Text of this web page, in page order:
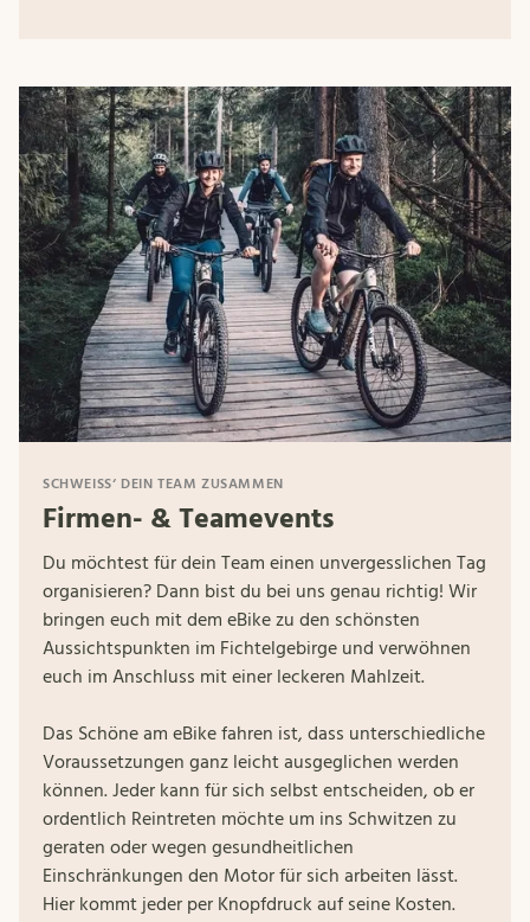
SCHWEISS‘ DEIN TEAM ZUSAMMEN
Firmen- & Teamevents
Du möchtest für dein Team einen unvergesslichen Tag
organisieren? Dann bist du bei uns genau richtig! Wir
bringen euch mit dem eBike zu den schönsten
Aussichtspunkten im Fichtelgebirge und verwöhnen
euch im Anschluss mit einer leckeren Mahlzeit.
Das Schöne am eBike fahren ist, dass unterschiedliche
Voraussetzungen ganz leicht ausgeglichen werden
können. Jeder kann für sich selbst entscheiden, ob er
ordentlich Reintreten möchte um ins Schwitzen zu
geraten oder wegen gesundheitlichen
Einschränkungen den Motor für sich arbeiten lässt.
Hier kommt jeder per Knopfdruck auf seine Kosten.